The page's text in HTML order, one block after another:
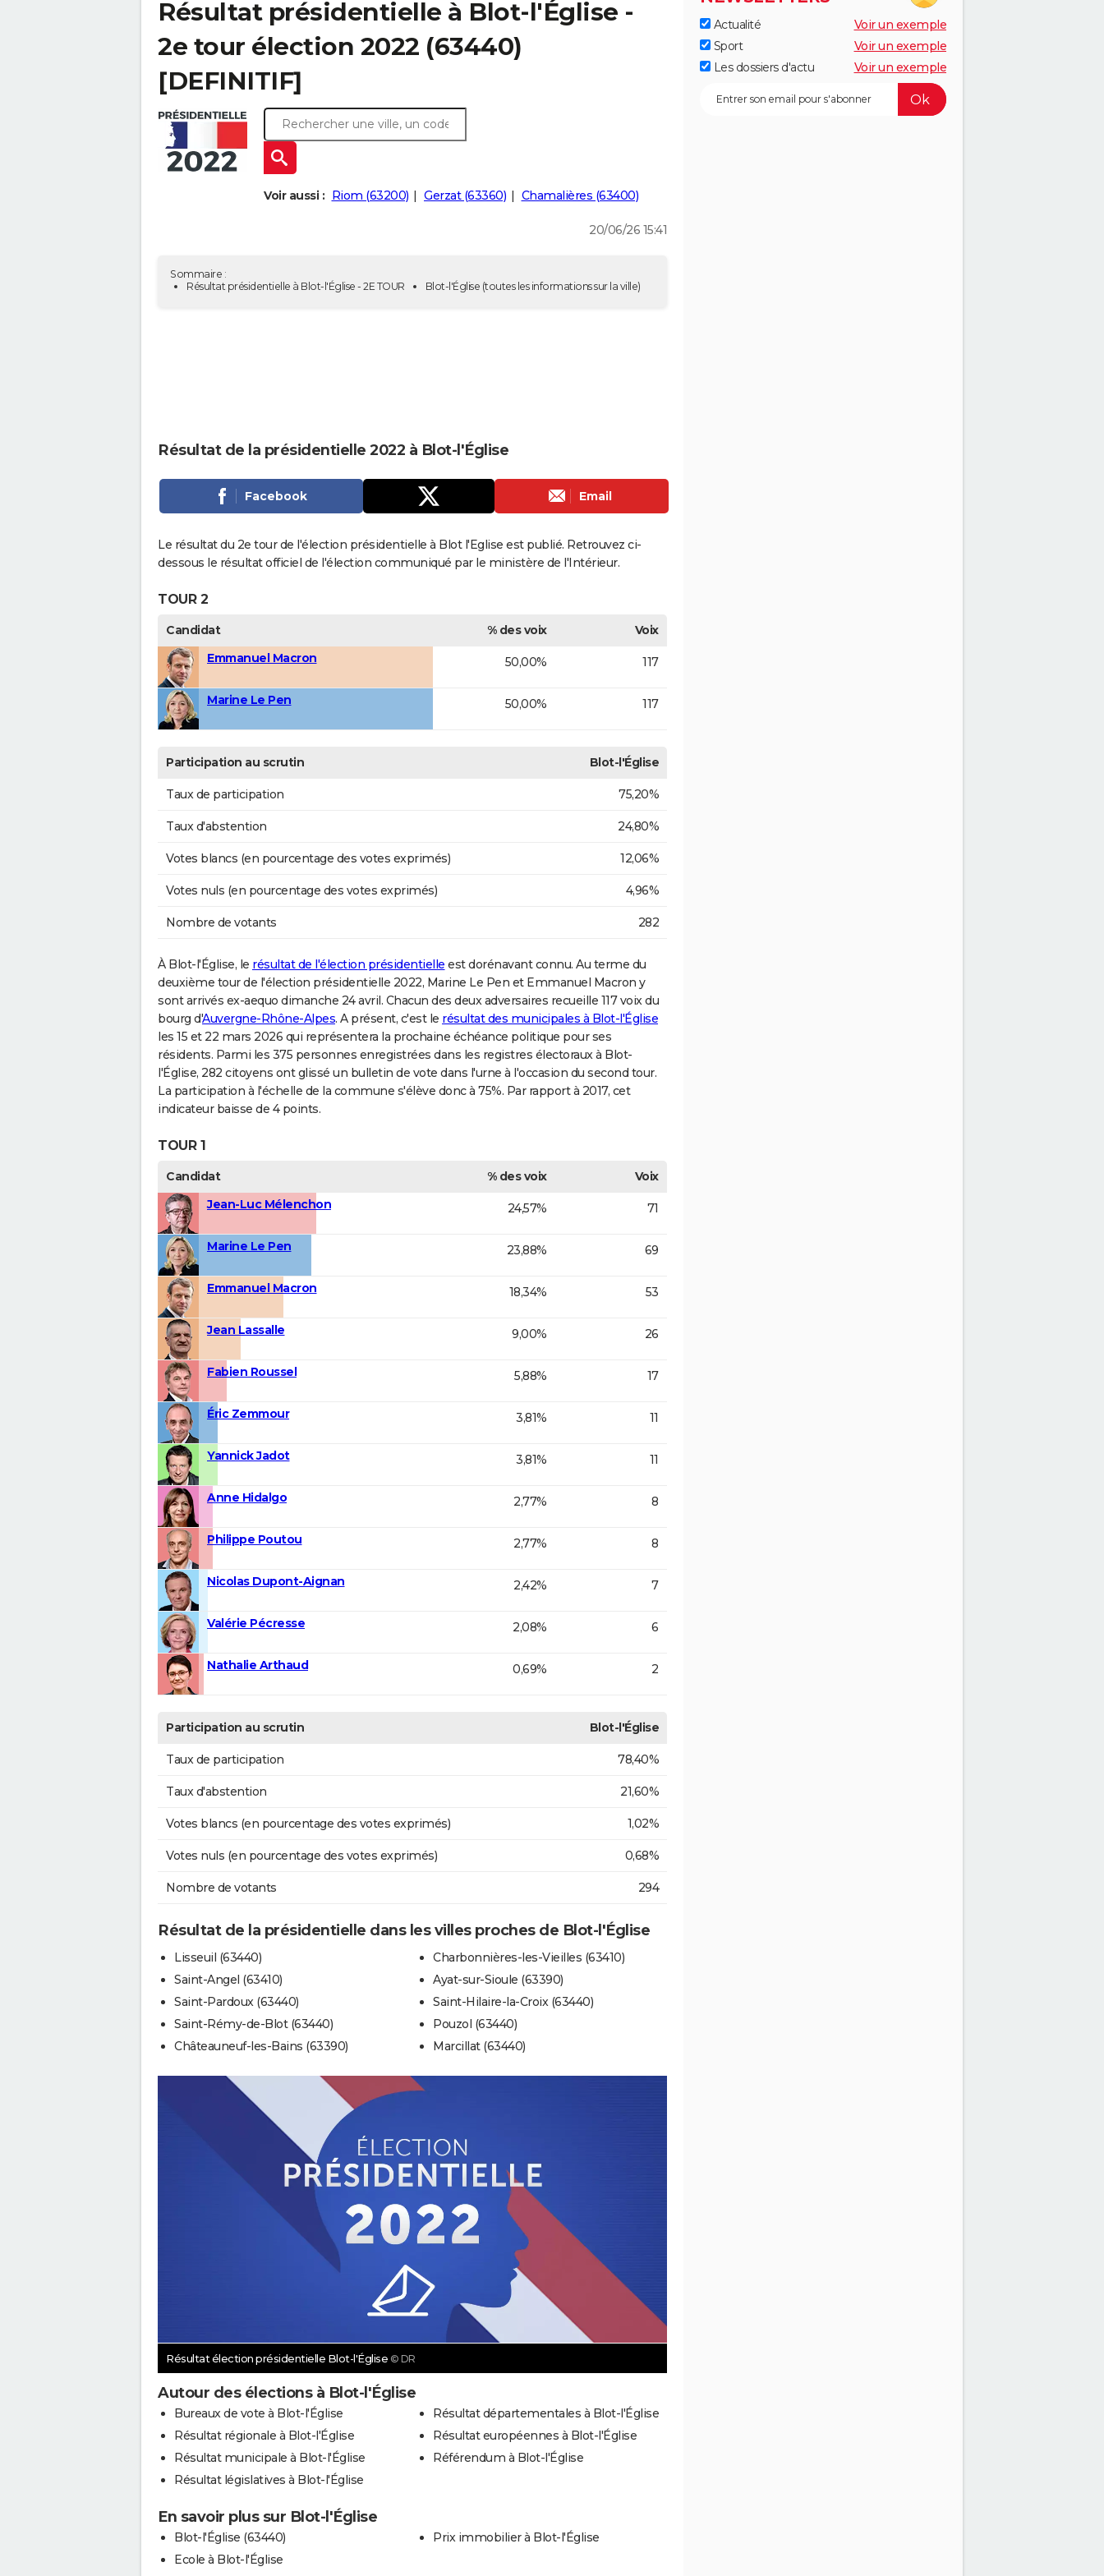
Résultat présidentielle à Blot-l'Église -
2e tour élection 2022 (63440)
[DEFINITIF]
Voir aussi : Riom (63200) Gerzat (63360) Chamalières (63400)
20/06/26 15:41
Sommaire :
Résultat présidentielle à Blot-l'Église - 2E TOUR
Blot-l'Église (toutes les informations sur la ville)
Résultat de la présidentielle 2022 à Blot-l'Église
Facebook Email
Le résultat du 2e tour de l'élection présidentielle à Blot l'Eglise est publié. Retrouvez ci-
dessous le résultat officiel de l'élection communiqué par le ministère de l'Intérieur.
TOUR 2
Candidat % des voix
Voix
Emmanuel Macron
50,00% 117
Marine Le Pen 50,00% 117
Participation au scrutin Blot-l'Église
Taux de participation 75,20%
Taux d'abstention 24,80%
Votes blancs (en pourcentage des votes exprimés) 12,06%
Votes nuls (en pourcentage des votes exprimés) 4,96%
Nombre de votants 282
À Blot-l'Église, le résultat de l'élection présidentielle est dorénavant connu. Au terme du
deuxième tour de l'élection présidentielle 2022, Marine Le Pen et Emmanuel Macron y
sont arrivés ex-aequo dimanche 24 avril. Chacun des deux adversaires recueille 117 voix du
bourg d'Auvergne-Rhône-Alpes. A présent, c'est le résultat des municipales à Blot-l'Église
les 15 et 22 mars 2026 qui représentera la prochaine échéance politique pour ses
résidents. Parmi les 375 personnes enregistrées dans les registres électoraux à Blot-
l'Église, 282 citoyens ont glissé un bulletin de vote dans l'urne à l'occasion du second tour.
La participation à l'échelle de la commune s'élève donc à 75%. Par rapport à 2017, cet
indicateur baisse de 4 points.
TOUR 1
Candidat % des voix
Voix
Jean-Luc Mélenchon
24,57% 71
Marine Le Pen 23,88% 69
Emmanuel Macron 18,34% 53
Jean Lassalle 9,00% 26
Fabien Roussel 5,88% 17
Éric Zemmour 3,81% 11
Yannick Jadot 3,81% 11
Anne Hidalgo 2,77% 8
Philippe Poutou 2,77% 8
Nicolas Dupont-Aignan 2,42% 7
Valérie Pécresse 2,08% 6
Nathalie Arthaud 0,69% 2
Participation au scrutin Blot-l'Église
Taux de participation 78,40%
Taux d'abstention 21,60%
Votes blancs (en pourcentage des votes exprimés) 1,02%
Votes nuls (en pourcentage des votes exprimés) 0,68%
Nombre de votants 294
Résultat de la présidentielle dans les villes proches de Blot-l'Église
Lisseuil (63440)
Saint-Angel (63410)
Saint-Pardoux (63440)
Saint-Rémy-de-Blot (63440)
Châteauneuf-les-Bains (63390)
Charbonnières-les-Vieilles (63410)
Ayat-sur-Sioule (63390)
Saint-Hilaire-la-Croix (63440)
Pouzol (63440)
Marcillat (63440)
Résultat élection présidentielle Blot-l'Église © DR
Autour des élections à Blot-l'Église
Bureaux de vote à Blot-l'Église
Résultat régionale à Blot-l'Église
Résultat municipale à Blot-l'Église
Résultat législatives à Blot-l'Église
Résultat départementales à Blot-l'Église
Résultat européennes à Blot-l'Église
Référendum à Blot-l'Église
En savoir plus sur Blot-l'Église
Blot-l'Église (63440)
Ecole à Blot-l'Église
Prix immobilier à Blot-l'Église
Actualité
Voir un exemple
Sport
Voir un exemple
Les dossiers d'actu
Voir un exemple